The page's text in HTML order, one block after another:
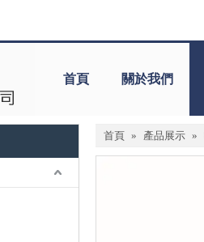
首頁 關於我們
首頁 » 產品展示 »